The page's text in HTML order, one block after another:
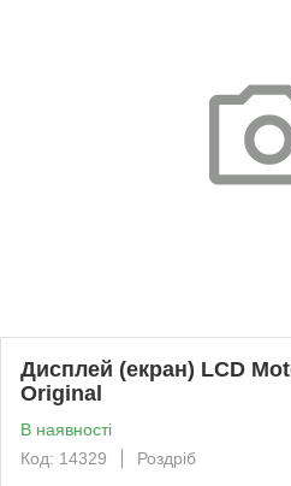
Дисплей (екран) LCD
Original
В наявності
Код: 14329
Роздріб